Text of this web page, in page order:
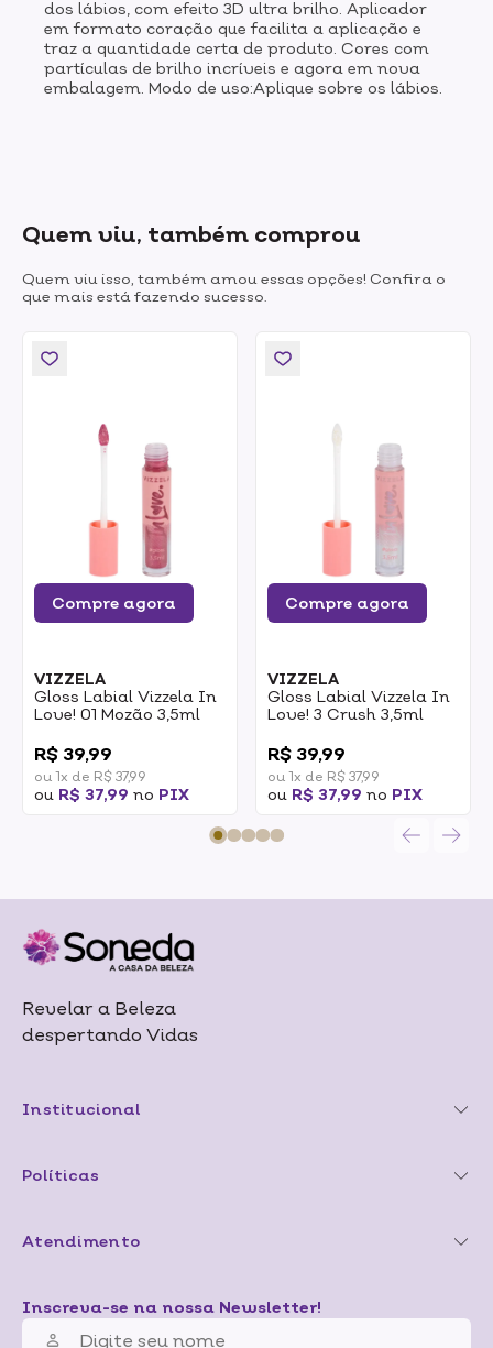
dos lábios, com efeito 3D ultra brilho. Aplicador
em formato coração que facilita a aplicação e
traz a quantidade certa de produto. Cores com
partículas de brilho incríveis e agora em nova
embalagem. Modo de uso:Aplique sobre os lábios.
Quem viu, também comprou
Quem viu isso, também amou essas opções! Confira o
que mais está fazendo sucesso.
Compre agora
VIZZELA
Gloss Labial Vizzela In
Love! 01 Mozão 3,5ml
R$ 39,99
ou 1x de R$ 37,99
ou R$ 37,99 no PIX
Compre agora
VIZZELA
Gloss Labial Vizzela In
Love! 3 Crush 3,5ml
R$ 39,99
ou 1x de R$ 37,99
ou R$ 37,99 no PIX
Revelar a Beleza
despertando Vidas
Institucional
Políticas
Atendimento
Inscreva-se na nossa Newsletter!